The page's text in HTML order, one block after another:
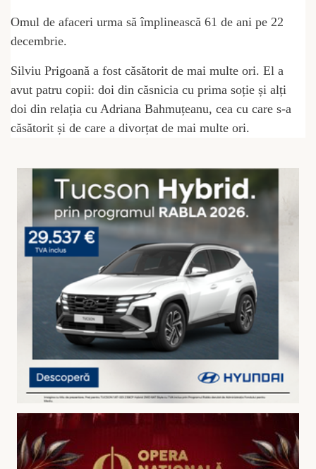
Omul de afaceri urma să împlinească 61 de ani pe 22
decembrie.
Silviu Prigoană a fost căsătorit de mai multe ori. El a
avut patru copii: doi din căsnicia cu prima soție și alți
doi din relația cu Adriana Bahmuțeanu, cea cu care s-a
căsătorit și de care a divorțat de mai multe ori.